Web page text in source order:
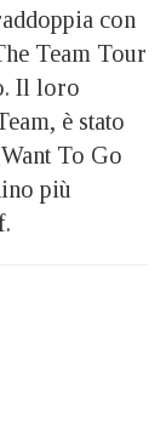
con
Team Tour
Il loro
è stato
To Go
più